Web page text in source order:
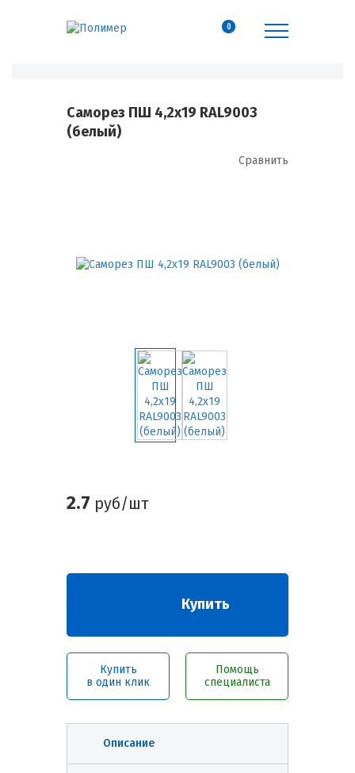
0
Саморез ПШ 4,2х19 RAL9003
(белый)
Сравнить
2.7 руб/шт
Купить
Купить
в один клик
Помощь
специалиста
Описание